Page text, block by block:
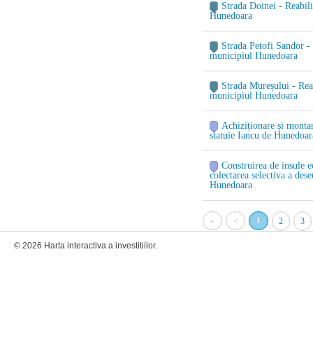
Strada Doinei -
Hunedoara
Strada Petofi Sandor
municipiul Hunedoara
Strada Mureșului -
municipiul Hunedoara
Achiziționare și
statuie Iancu de
Construirea de insule
colectarea selectiva a
Hunedoara
« < 1 2 3
© 2026 Harta interactiva a investitiilor.